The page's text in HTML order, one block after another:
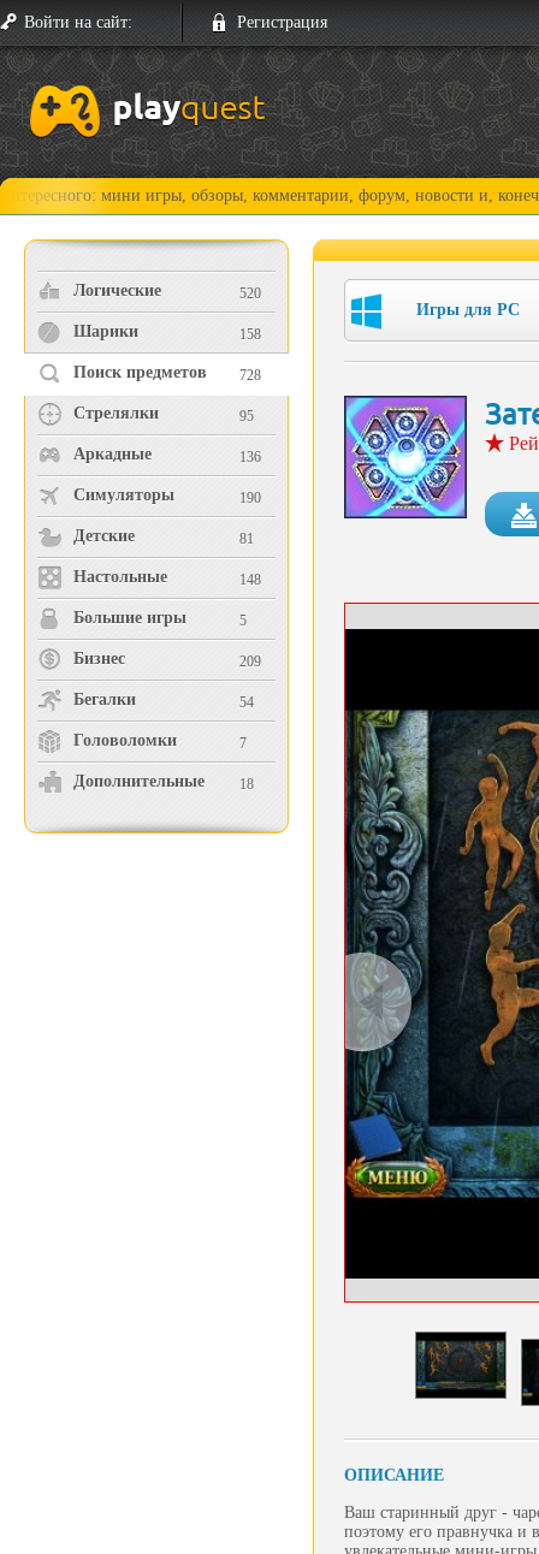
Войти на сайт: Регистрация
мини игры, обзоры, комментарии, форум, новости и, конечно,
Логические 520
Шарики 158
Поиск предметов 728
Стрелялки 95
Аркадные 136
Симуляторы 190
Детские 81
Настольные 148
Большие игры 5
Бизнес 209
Бегалки 54
Головоломки 7
Дополнительные 18
Игры для PC
ОПИСАНИЕ
Ваш старинный друг -
поэтому его правнучка и